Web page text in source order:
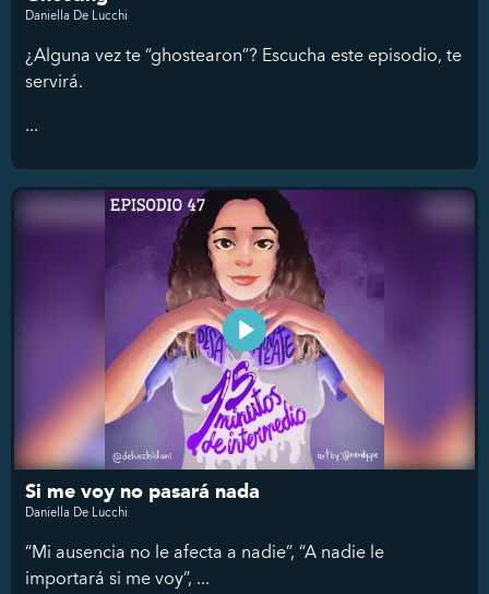
Daniella De Lucchi
¿Alguna vez te “ghostearon”? Escucha este episodio, te
servirá.
...
Si me voy no pasará nada
Daniella De Lucchi
“Mi ausencia no le afecta a nadie”, “A nadie le
importará si me voy”, ...